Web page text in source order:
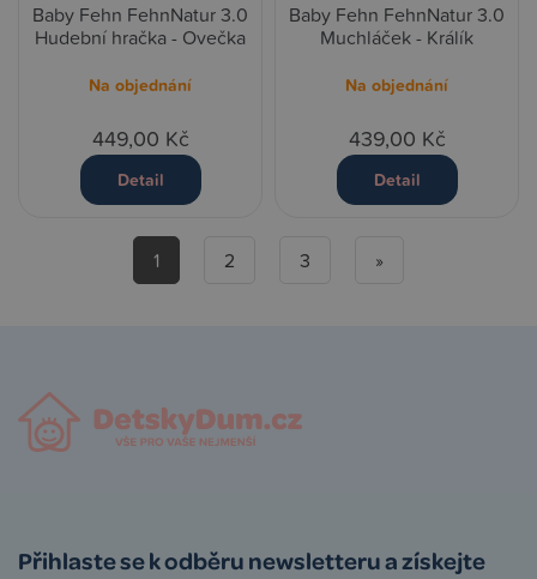
Baby Fehn FehnNatur 3.0
Hudební hračka - Ovečka
Na objednání
449,00 Kč
Detail
Baby Fehn FehnNatur 3.0
Muchláček - Králík
Na objednání
439,00 Kč
Detail
1 2 3 »
Přihlaste se k odběru newsletteru a získejte